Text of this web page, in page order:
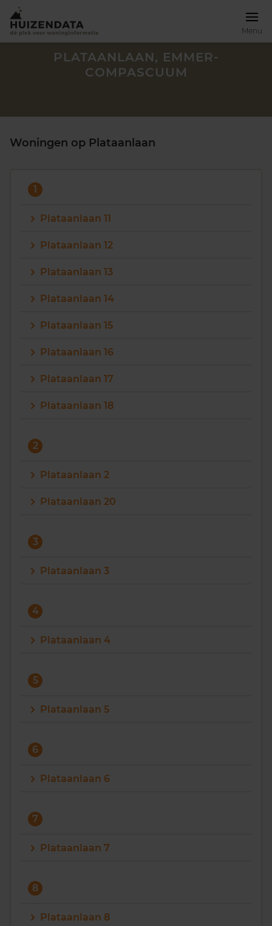
Menu
Zoek een woning
Vragen? Neem contact met ons op
088 220 4200
PLATAANLAAN, EMMER-
COMPASCUUM
Woningen op Plataanlaan
1
Plataanlaan 11
Plataanlaan 12
Plataanlaan 13
Plataanlaan 14
Plataanlaan 15
Plataanlaan 16
Plataanlaan 17
Plataanlaan 18
2
Plataanlaan 2
Plataanlaan 20
3
Plataanlaan 3
4
Plataanlaan 4
5
Plataanlaan 5
6
Plataanlaan 6
7
Plataanlaan 7
8
Plataanlaan 8